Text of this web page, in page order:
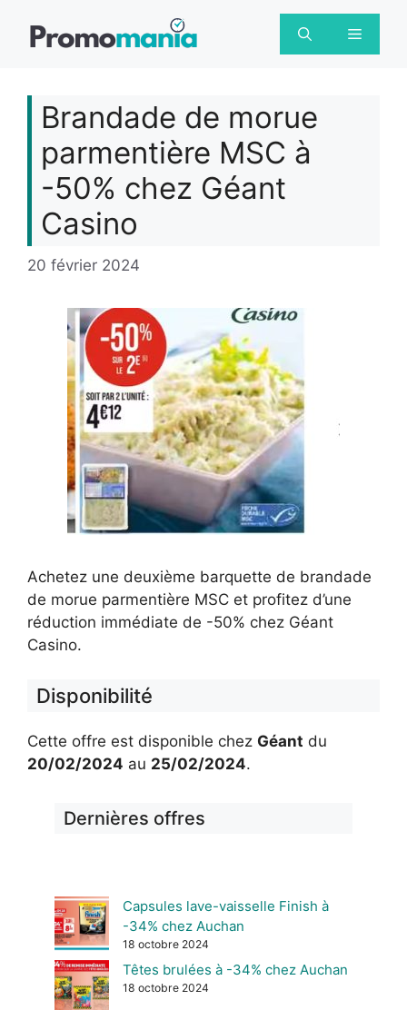
Menu
Brandade de morue
parmentière MSC à
-50% chez Géant
Casino
20 février 2024
Achetez une deuxième barquette de brandade
de morue parmentière MSC et profitez d’une
réduction immédiate de -50% chez Géant
Casino.
Disponibilité
Cette offre est disponible chez Géant du
20/02/2024 au 25/02/2024.
Dernières offres
Capsules lave-vaisselle Finish à
-34% chez Auchan
18 octobre 2024
Têtes brulées à -34% chez Auchan
18 octobre 2024